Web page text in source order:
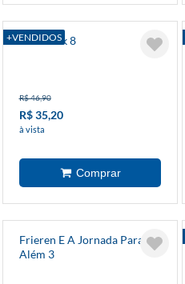
+VENDIDOS
Blue Lock 8
R$ 46,90
R$ 35,20
à vista
Frieren E A Jornada Para O
Além 3